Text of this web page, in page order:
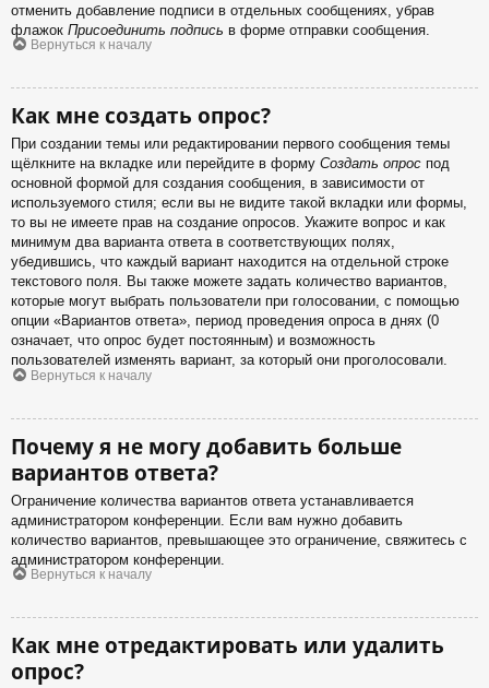
отменить добавление подписи в отдельных сообщениях, убрав
флажок Присоединить подпись в форме отправки сообщения.
Вернуться к началу
Как мне создать опрос?
При создании темы или редактировании первого сообщения темы
щёлкните на вкладке или перейдите в форму Создать опрос под
основной формой для создания сообщения, в зависимости от
используемого стиля; если вы не видите такой вкладки или формы,
то вы не имеете прав на создание опросов. Укажите вопрос и как
минимум два варианта ответа в соответствующих полях,
убедившись, что каждый вариант находится на отдельной строке
текстового поля. Вы также можете задать количество вариантов,
которые могут выбрать пользователи при голосовании, с помощью
опции «Вариантов ответа», период проведения опроса в днях (0
означает, что опрос будет постоянным) и возможность
пользователей изменять вариант, за который они проголосовали.
Вернуться к началу
Почему я не могу добавить больше
вариантов ответа?
Ограничение количества вариантов ответа устанавливается
администратором конференции. Если вам нужно добавить
количество вариантов, превышающее это ограничение, свяжитесь с
администратором конференции.
Вернуться к началу
Как мне отредактировать или удалить
опрос?